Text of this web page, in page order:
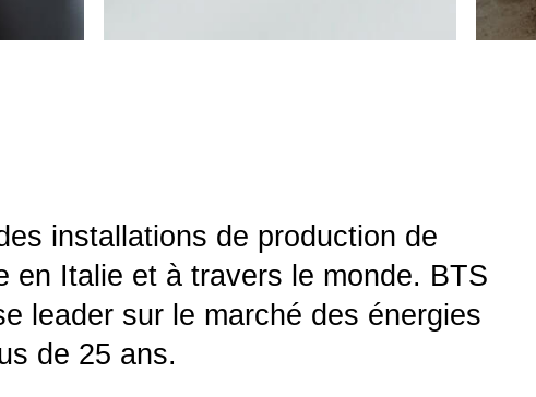
installations de production de
en Italie et à travers le monde. BTS
leader sur le marché des énergies
de 25 ans.